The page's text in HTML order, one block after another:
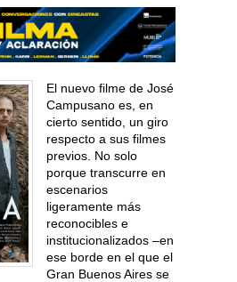
El nuevo filme de José
Campusano es, en
cierto sentido, un giro
respecto a sus filmes
previos. No solo
porque transcurre en
escenarios
ligeramente más
reconocibles e
institucionalizados –en
ese borde en el que el
Gran Buenos Aires se